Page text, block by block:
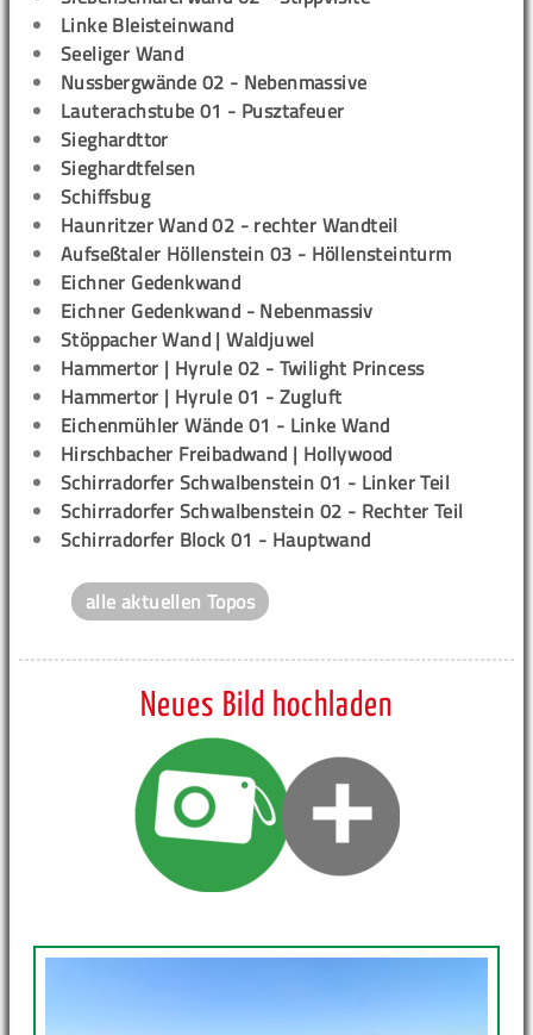
Linke Bleisteinwand
Seeliger Wand
Nussbergwände 02 - Nebenmassive
Lauterachstube 01 - Pusztafeuer
Sieghardttor
Sieghardtfelsen
Schiffsbug
Haunritzer Wand 02 - rechter Wandteil
Aufseßtaler Höllenstein 03 - Höllensteinturm
Eichner Gedenkwand
Eichner Gedenkwand - Nebenmassiv
Stöppacher Wand | Waldjuwel
Hammertor | Hyrule 02 - Twilight Princess
Hammertor | Hyrule 01 - Zugluft
Eichenmühler Wände 01 - Linke Wand
Hirschbacher Freibadwand | Hollywood
Schirradorfer Schwalbenstein 01 - Linker Teil
Schirradorfer Schwalbenstein 02 - Rechter Teil
Schirradorfer Block 01 - Hauptwand
alle aktuellen Topos
Neues Bild hochladen